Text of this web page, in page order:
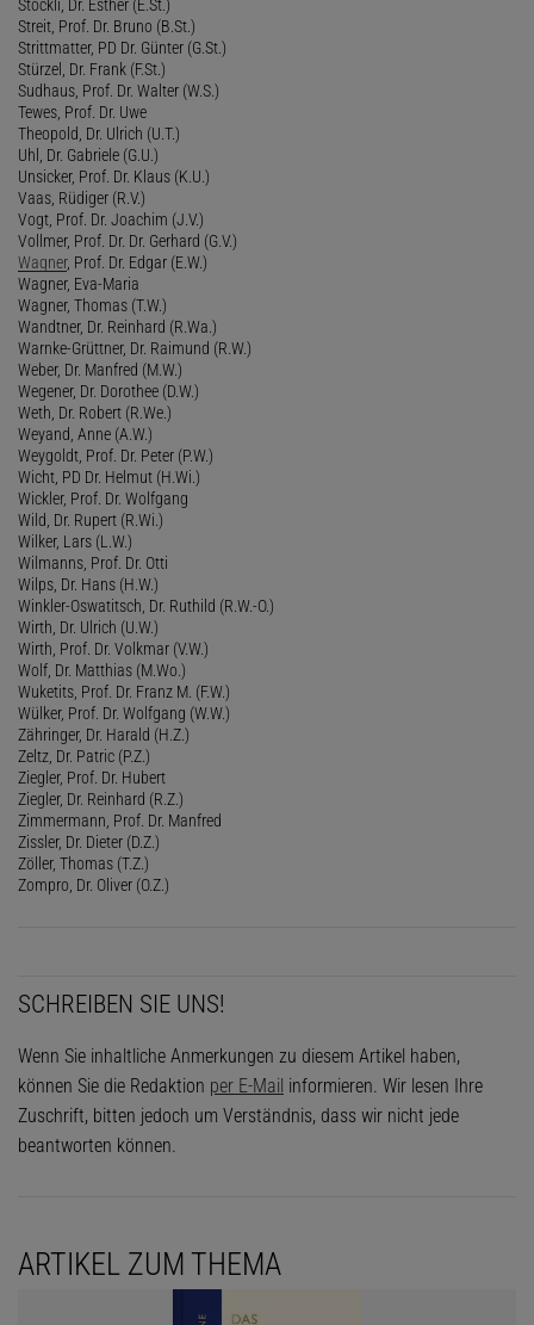
Stöckli, Dr. Esther (E.St.)
Streit, Prof. Dr. Bruno (B.St.)
Strittmatter, PD Dr. Günter (G.St.)
Stürzel, Dr. Frank (F.St.)
Sudhaus, Prof. Dr. Walter (W.S.)
Tewes, Prof. Dr. Uwe
Theopold, Dr. Ulrich (U.T.)
Uhl, Dr. Gabriele (G.U.)
Unsicker, Prof. Dr. Klaus (K.U.)
Vaas, Rüdiger (R.V.)
Vogt, Prof. Dr. Joachim (J.V.)
Vollmer, Prof. Dr. Dr. Gerhard (G.V.)
Wagner, Prof. Dr. Edgar (E.W.)
Wagner, Eva-Maria
Wagner, Thomas (T.W.)
Wandtner, Dr. Reinhard (R.Wa.)
Warnke-Grüttner, Dr. Raimund (R.W.)
Weber, Dr. Manfred (M.W.)
Wegener, Dr. Dorothee (D.W.)
Weth, Dr. Robert (R.We.)
Weyand, Anne (A.W.)
Weygoldt, Prof. Dr. Peter (P.W.)
Wicht, PD Dr. Helmut (H.Wi.)
Wickler, Prof. Dr. Wolfgang
Wild, Dr. Rupert (R.Wi.)
Wilker, Lars (L.W.)
Wilmanns, Prof. Dr. Otti
Wilps, Dr. Hans (H.W.)
Winkler-Oswatitsch, Dr. Ruthild (R.W.-O.)
Wirth, Dr. Ulrich (U.W.)
Wirth, Prof. Dr. Volkmar (V.W.)
Wolf, Dr. Matthias (M.Wo.)
Wuketits, Prof. Dr. Franz M. (F.W.)
Wülker, Prof. Dr. Wolfgang (W.W.)
Zähringer, Dr. Harald (H.Z.)
Zeltz, Dr. Patric (P.Z.)
Ziegler, Prof. Dr. Hubert
Ziegler, Dr. Reinhard (R.Z.)
Zimmermann, Prof. Dr. Manfred
Zissler, Dr. Dieter (D.Z.)
Zöller, Thomas (T.Z.)
Zompro, Dr. Oliver (O.Z.)
SCHREIBEN SIE UNS!
Wenn Sie inhaltliche Anmerkungen zu diesem Artikel haben,
können Sie die Redaktion per E-Mail informieren. Wir lesen Ihre
Zuschrift, bitten jedoch um Verständnis, dass wir nicht jede
beantworten können.
ARTIKEL ZUM THEMA